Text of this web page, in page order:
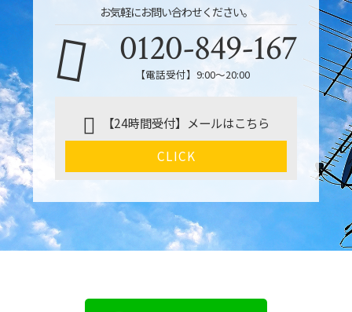
お気軽にお問い合わせください。
0120-849-167
【電話受付】9:00〜20:00
【24時間受付】メールはこちら
CLICK